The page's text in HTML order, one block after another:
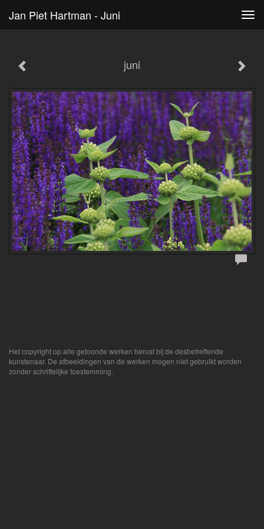
Jan Piet Hartman - Juni
juni
Het copyright op alle getoonde werken berust bij de desbetreffende
kunstenaar. De afbeeldingen van de werken mogen niet gebruikt worden
zonder schriftelijke toestemming.